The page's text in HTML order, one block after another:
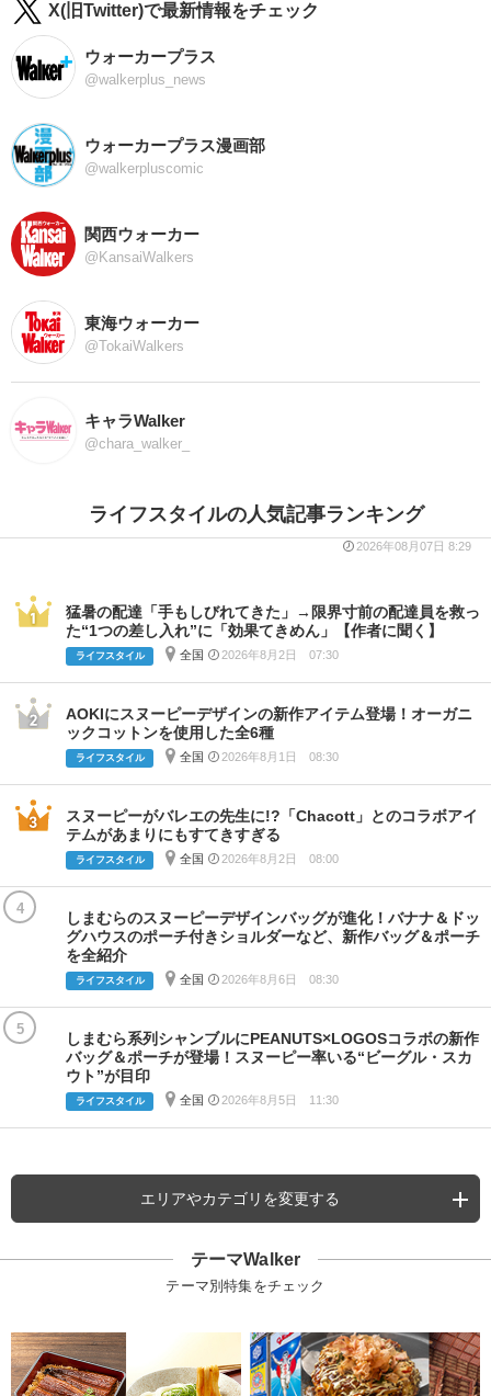
X(旧Twitter)で最新情報をチェック
ウォーカープラス
@walkerplus_news
ウォーカープラス漫画部
@walkerpluscomic
関西ウォーカー
@KansaiWalkers
東海ウォーカー
@TokaiWalkers
キャラWalker
@chara_walker_
ライフスタイルの人気記事ランキング
2026年08月07日 8:29
猛暑の配達「手もしびれてきた」→限界寸前の配達員を救っ
た“1つの差し入れ”に「効果てきめん」【作者に聞く】
ライフスタイル 全国 2026年8月2日 07:30
AOKIにスヌーピーデザインの新作アイテム登場！オーガニ
ックコットンを使用した全6種
ライフスタイル 全国 2026年8月1日 08:30
スヌーピーがバレエの先生に!?「Chacott」とのコラボアイ
テムがあまりにもすてきすぎる
ライフスタイル 全国 2026年8月2日 08:00
4
しまむらのスヌーピーデザインバッグが進化！バナナ＆ドッ
グハウスのポーチ付きショルダーなど、新作バッグ＆ポーチ
を全紹介
ライフスタイル 全国 2026年8月6日 08:30
5
しまむら系列シャンブルにPEANUTS×LOGOSコラボの新作
バッグ＆ポーチが登場！スヌーピー率いる“ビーグル・スカ
ウト”が目印
ライフスタイル 全国 2026年8月5日 11:30
エリアやカテゴリを変更する
テーマWalker
テーマ別特集をチェック